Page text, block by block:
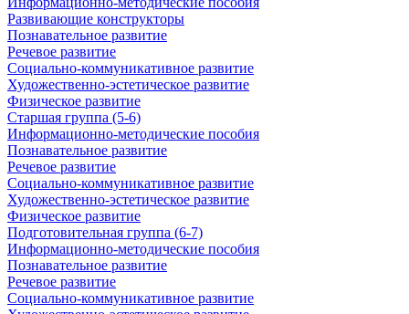
Развивающие конструкторы
Познавательное развитие
Речевое развитие
Социально-коммуникативное развитие
Художественно-эстетическое развитие
Физическое развитие
Старшая группа (5-6)
Информационно-методические пособия
Познавательное развитие
Речевое развитие
Социально-коммуникативное развитие
Художественно-эстетическое развитие
Физическое развитие
Подготовительная группа (6-7)
Информационно-методические пособия
Познавательное развитие
Речевое развитие
Социально-коммуникативное развитие